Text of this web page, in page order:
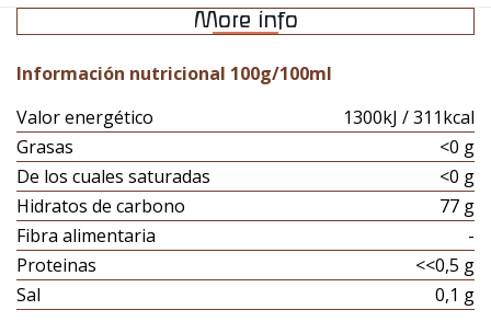
More info
Información nutricional 100g/100ml
Valor energético
1300kJ / 311kcal
Grasas
<0 g
De los cuales saturadas
<0 g
Hidratos de carbono
77 g
Fibra alimentaria
-
Proteinas
<<0,5 g
Sal
0,1 g